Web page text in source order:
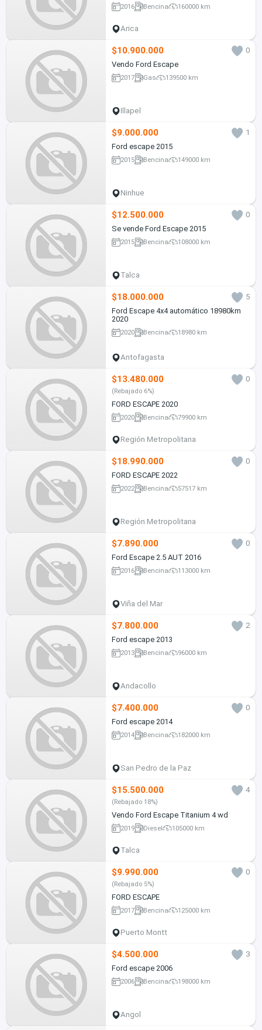
2016 Bencina 160000 km
Arica
$10.900.000
0
Vendo Ford Escape
2017 Gas 139500 km
Illapel
$9.000.000
1
Ford escape 2015
2015 Bencina 149000 km
Ninhue
$12.500.000
0
Se vende Ford Escape 2015
2015 Bencina 108000 km
Talca
$18.000.000
5
Ford Escape 4x4 automático 18980km
2020
2020 Bencina 18980 km
Antofagasta
$13.480.000 0
(Rebajado 6%)
FORD ESCAPE 2020
2020 Bencina 79900 km
Región Metropolitana
$18.990.000
0
FORD ESCAPE 2022
2022 Bencina 57517 km
Región Metropolitana
$7.890.000
0
Ford Escape 2.5 AUT 2016
2016 Bencina 113000 km
Viña del Mar
$7.800.000
2
Ford escape 2013
2013 Bencina 96000 km
Andacollo
$7.400.000
0
Ford escape 2014
2014 Bencina 182000 km
San Pedro de la Paz
$15.500.000 4
(Rebajado 18%)
Vendo Ford Escape Titanium 4 wd
2019 Diesel 105000 km
Talca
$9.990.000 0
(Rebajado 5%)
FORD ESCAPE
2017 Bencina 125000 km
Puerto Montt
$4.500.000
3
Ford escape 2006
2006 Bencina 198000 km
Angol